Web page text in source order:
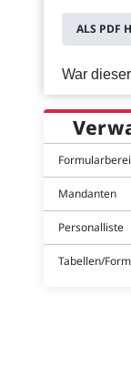
ALS PDF
War
Mandanten
Personalliste
Tabellen/